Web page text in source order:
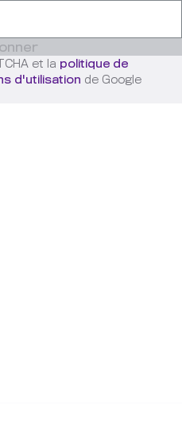
et la politique de
d'utilisation de Google